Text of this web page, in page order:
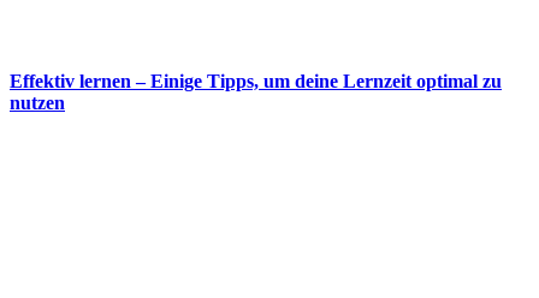
Effektiv lernen – Einige Tipps, um deine Lernzeit optimal zu
nutzen